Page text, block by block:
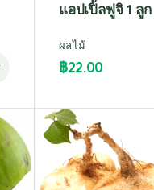
แอปเปิ้ลฟูจิ 1 ลูก
ผลไม้
฿22.00